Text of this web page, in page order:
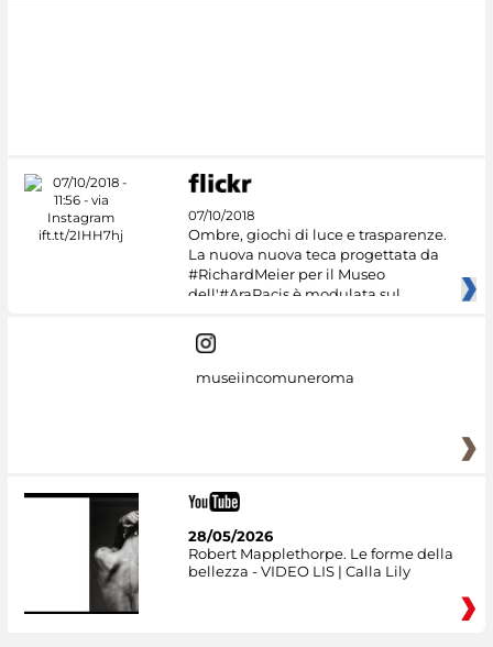
07/10/2018
Ombre, giochi di luce e trasparenze.
La nuova nuova teca progettata da
#RichardMeier per il Museo
dell'#AraPacis è modulata sul
museiincomuneroma
28/05/2026
Robert Mapplethorpe. Le forme della
bellezza - VIDEO LIS | Calla Lily